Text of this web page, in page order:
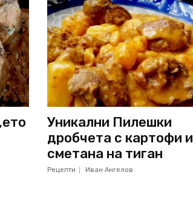
Уникални Пилешки
дробчета с картофи и
сметана на тиган
Рецепти Иван Ангелов